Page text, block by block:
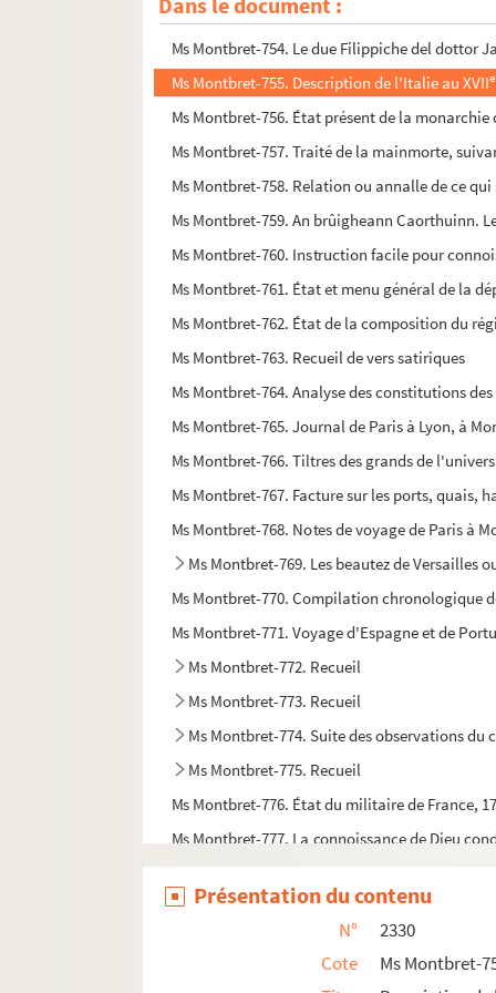
Ms Montbret-753. Extrait des sentimens de
Ms Montbret-754. Le due Filippiche del dottor
Ms Montbret-755. Description de l'Italie au XVIIe
Ms Montbret-756. État présent de la
Ms Montbret-757. Traité de la mainmorte,
Ms Montbret-758. Relation ou annalle de ce
Ms Montbret-759. An brûigheann Caorthuinn.
Ms Montbret-760. Instruction facile pour
Ms Montbret-761. État et menu général de la
Ms Montbret-762. État de la composition du
Ms Montbret-763. Recueil de vers satiriques
Ms Montbret-764. Analyse des constitutions
Ms Montbret-765. Journal de Paris à Lyon, à
Ms Montbret-766. Tiltres des grands de l'univers
Ms Montbret-767. Facture sur les ports, quais,
Ms Montbret-768. Notes de voyage de Paris à
Ms Montbret-769. Les beautez de Versailles
Ms Montbret-770. Compilation chronologique
Ms Montbret-771. Voyage d'Espagne et de
Ms Montbret-772. Recueil
Ms Montbret-773. Recueil
Ms Montbret-774. Suite des observations
Ms Montbret-775. Recueil
Ms Montbret-776. État du militaire de France,
Ms Montbret-777. La connoissance de Dieu
Ms Montbret-778. Mémoires sur la Russie
Ms Montbret-779. Armorial général des duchés
Ms Montbret-780. Notes sur l'Iliade et
Ms Montbret-781. Notes de madame Dacier
Présentation du contenu
N°
2330
Cote
Ms Montbret-